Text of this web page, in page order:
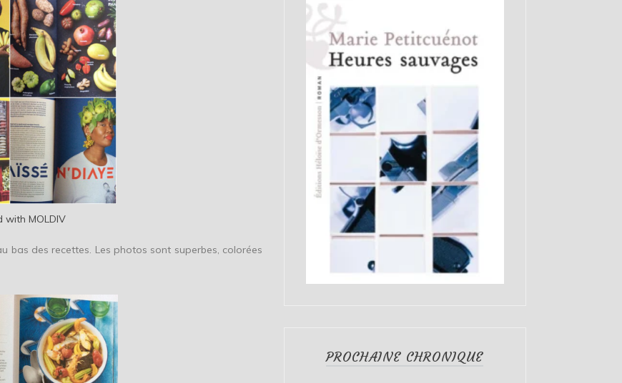
with MOLDIV
bas des recettes. Les photos sont superbes, colorées
PROCHAINE CHRONIQUE